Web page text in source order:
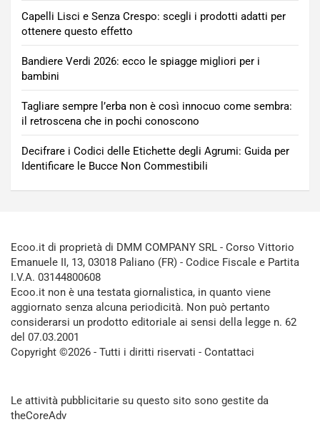
Capelli Lisci e Senza Crespo: scegli i prodotti adatti per
ottenere questo effetto
Bandiere Verdi 2026: ecco le spiagge migliori per i
bambini
Tagliare sempre l’erba non è così innocuo come sembra:
il retroscena che in pochi conoscono
Decifrare i Codici delle Etichette degli Agrumi: Guida per
Identificare le Bucce Non Commestibili
Ecoo.it di proprietà di DMM COMPANY SRL - Corso Vittorio
Emanuele II, 13, 03018 Paliano (FR) - Codice Fiscale e Partita
I.V.A. 03144800608
Ecoo.it non è una testata giornalistica, in quanto viene
aggiornato senza alcuna periodicità. Non può pertanto
considerarsi un prodotto editoriale ai sensi della legge n. 62
del 07.03.2001
Copyright ©2026 - Tutti i diritti riservati - Contattaci
Le attività pubblicitarie su questo sito sono gestite da
theCoreAdv